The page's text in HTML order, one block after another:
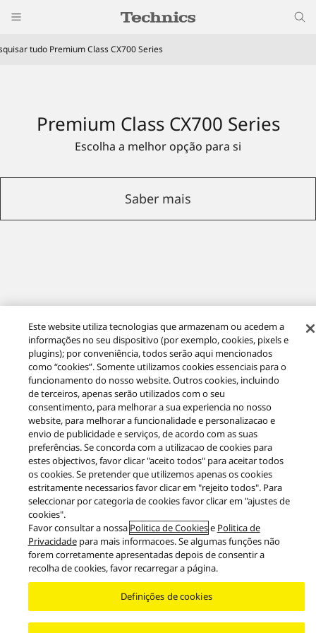
tudo Premium Class CX700 Series
Escolha a melhor opção para si
Premium Class CX700 Series
Saber mais
Produtos Premium Class Premium Class CX700 Series
Facebook X YouTube
Instagram
Aviso legal
Política de privacidade
Política de Cookies
Acessibilidade
Relatar barreiras
EU Data Act
Garantia Legal
Area/Country
Copyright © 2026 Panasonic Marketing Europe
Este website utiliza tecnologias que armazenam ou acedem a
informações no seu dispositivo (por exemplo, cookies, pixels e
plugins); por conveniência, todos serão aqui mencionados
como “cookies”. Somente utilizamos cookies essenciais para o
funcionamento do nosso website. Outros cookies, incluindo
de terceiros, apenas serão utilizados com o seu
consentimento, para melhorar a sua experiencia no nosso
website, para melhorar a funcionalidade e personalizacao e
envio de publicidade e serviços, de acordo com as suas
preferências. Se concorda com a utilizacao de cookies para
estes objectivos, favor clicar "aceito todos" para aceitar todos
os cookies. Se pretender que utilizemos apenas os cookies
estritamente necessarios favor clicar em "rejeito todos". Para
seleccionar por categoria de cookies favor clicar em "ajustes de
cookies".
Favor consultar a nossa Politica de Cookiese Politica de
Privacidadepara mais informacoes. Se algumas funções não
forem corretamente apresentadas depois de consentir a
recolha de cookies, favor recarregar a página.
Definições de cookies